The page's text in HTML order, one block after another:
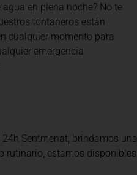
agua en plena noche? No te
fontaneros están
cualquier momento para
emergencia
24h Sentmenat, brindamos
rutinario, estamos